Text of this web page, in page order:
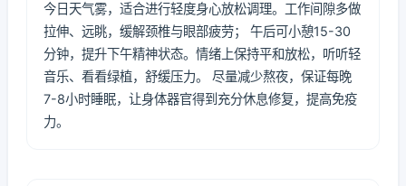
今日天气雾，适合进行轻度身心放松调理。工作间隙多做
拉伸、远眺，缓解颈椎与眼部疲劳； 午后可小憩15-30
分钟，提升下午精神状态。情绪上保持平和放松，听听轻
音乐、看看绿植，舒缓压力。 尽量减少熬夜，保证每晚
7-8小时睡眠，让身体器官得到充分休息修复，提高免疫
力。